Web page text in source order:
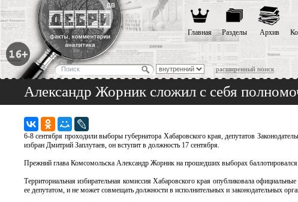
расширенный поиск
Главная Разделы Архив
Александр Жорник сложил с себя
6-8 сентября проходили выборы губернатора Хабаровского края, депутатов
избран Дмитрий Заплутаев, он вступит в должность 17 сентября.
Прежний глава Комсомольска Александр Жорник на прошедших выборах
Территориальная избирательная комиссия Хабаровского края опубликовала
ее депутатом, и не может совмещать должности в исполнительных и законодательных